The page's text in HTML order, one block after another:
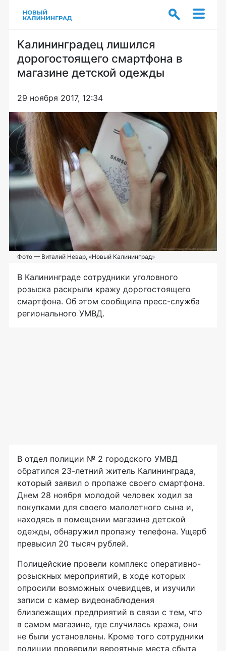
Калининградец лишился
дорогостоящего смартфона в
магазине детской одежды
29 ноября 2017, 12:34
Фото — Виталий Невар, «Новый Калининград»
В Калининграде сотрудники уголовного
розыска раскрыли кражу дорогостоящего
смартфона. Об этом сообщила пресс-служба
регионального УМВД.
В отдел полиции № 2 городского УМВД
обратился 23-летний житель Калининграда,
который заявил о пропаже своего смартфона.
Днем 28 ноября молодой человек ходил за
покупками для своего малолетного сына и,
находясь в помещении магазина детской
одежды, обнаружил пропажу телефона. Ущерб
превысил 20 тысяч рублей.
Полицейские провели комплекс оперативно-
розыскных мероприятий, в ходе которых
опросили возможных очевидцев, и изучили
записи с камер видеонаблюдения
близлежащих предприятий в связи с тем, что
в самом магазине, где случилась кража, они
не были установлены. Кроме того сотрудники
полиции проверили вероятные места сбыта